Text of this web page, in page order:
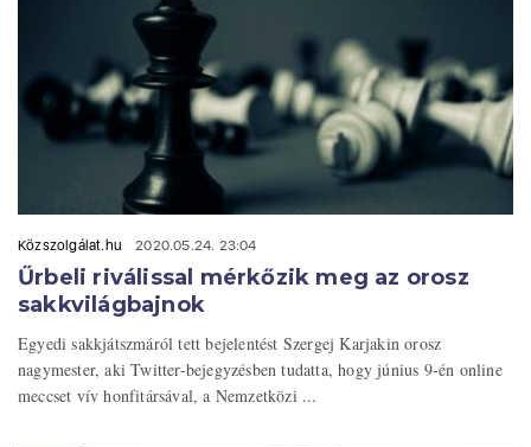
Közszolgálat.hu 2020.05.24. 23:04
Űrbeli riválissal mérkőzik meg az orosz
sakkvilágbajnok
Egyedi sakkjátszmáról tett bejelentést Szergej Karjakin orosz
nagymester, aki Twitter-bejegyzésben tudatta, hogy június 9-én online
meccset vív honfitársával, a Nemzetközi ...